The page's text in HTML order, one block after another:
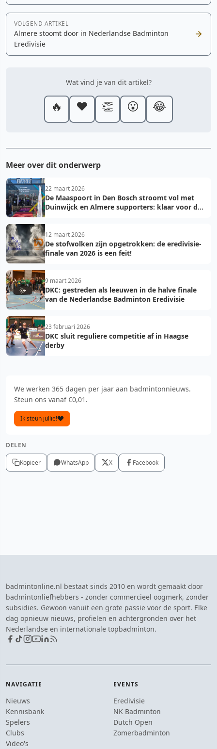
VOLGEND ARTIKEL
Almere stoomt door in Nederlandse Badminton
Eredivisie
Wat vind je van dit artikel?
🔥 ❤️ 👏 😮 😂
Meer over dit onderwerp
22 maart 2026
De Maaspoort in Den Bosch stroomt vol met
Duinwijck en Almere supporters: klaar voor de
12 maart 2026
De stofwolken zijn opgetrokken: de eredivisie-
finale van 2026 is een feit!
9 maart 2026
DKC: gestreden als leeuwen in de halve finale
van de Nederlandse Badminton Eredivisie
23 februari 2026
DKC sluit reguliere competitie af in Haagse
derby
We werken 365 dagen per jaar aan badmintonnieuws.
Steun ons vanaf €0,01.
Ik steun jullie!
DELEN
Kopieer WhatsApp X Facebook
badmintonline.nl bestaat sinds 2010 en wordt gemaakt door
badmintonliefhebbers - zonder commercieel oogmerk, zonder
subsidies. Gewoon vanuit een grote passie voor de sport. Elke
dag opnieuw nieuws, profielen en achtergronden over het
Nederlandse en internationale topbadminton.
NAVIGATIE
Nieuws
Kennisbank
Spelers
Clubs
Video's
EVENTS
Eredivisie
NK Badminton
Dutch Open
Zomerbadminton